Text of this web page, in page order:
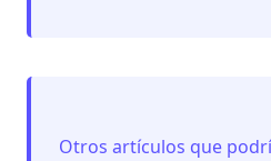
Otros artículos que